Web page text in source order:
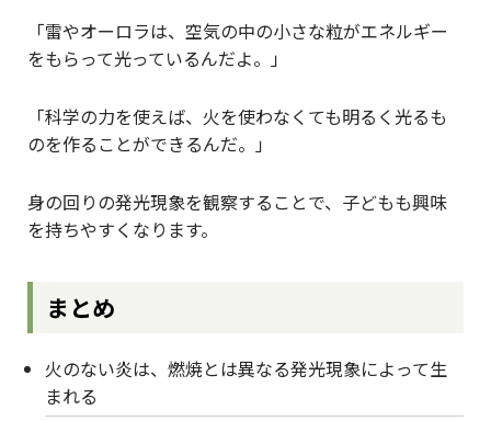
「雷やオーロラは、空気の中の小さな粒がエネルギー
をもらって光っているんだよ。」
「科学の力を使えば、火を使わなくても明るく光るも
のを作ることができるんだ。」
身の回りの発光現象を観察することで、子どもも興味
を持ちやすくなります。
まとめ
火のない炎は、燃焼とは異なる発光現象によって生
まれる